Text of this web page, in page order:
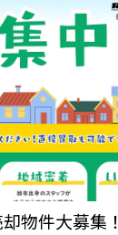
物件大募集！